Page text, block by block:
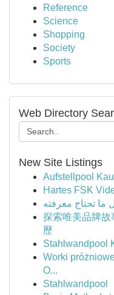
Reference
Science
Shopping
Society
Sports
Web Directory
New Site Listings
Aufstellpool
Hartes FSK
تحتاج معرفته
探索唯美品牌故
歷
Stahlwandpool
Worki
O...
Stahlwandpool